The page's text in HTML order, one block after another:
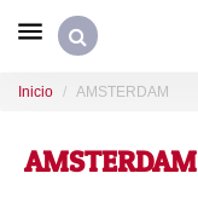
Inicio AMSTERDAM
AMSTERDAM